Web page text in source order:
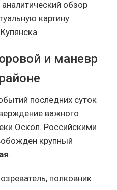
обзор
картину
и маневр
последних суток
важного
Оскол. Российскими
крупный
.
полковник